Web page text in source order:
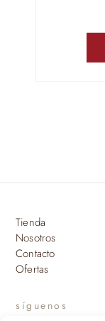
Tienda
Nosotros
Contacto
Ofertas
síguenos